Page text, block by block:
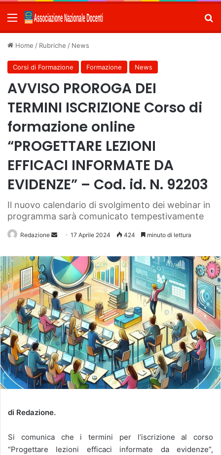
Menu
Home / Rubriche / News
Corsi di Formazione Formazione News
AVVISO PROROGA DEI
TERMINI ISCRIZIONE Corso di
formazione online
“PROGETTARE LEZIONI
EFFICACI INFORMATE DA
EVIDENZE” – Cod. id. N. 92203
Il nuovo calendario di svolgimento dei webinar in
programma sarà comunicato tempestivamente
Redazione
Invia 17 Aprile 2024 424 minuto di lettura
di Redazione.
Si comunica che i termini per l’iscrizione al corso
“Progettare lezioni efficaci informate da evidenze”,